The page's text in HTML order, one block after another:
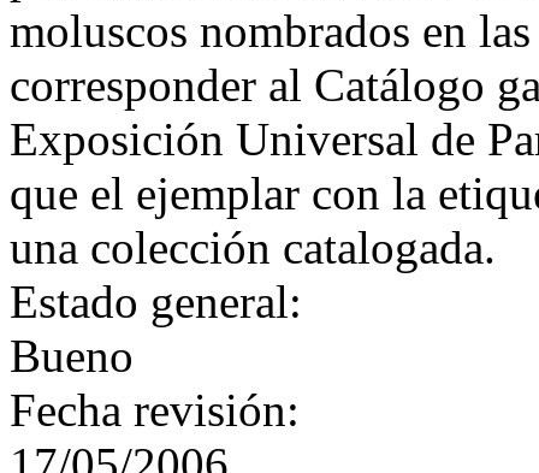
moluscos nombrados en
corresponder al Catálogo
Exposición Universal de
que el ejemplar con la
una colección catalogada.
Estado general:
Bueno
Fecha revisión: